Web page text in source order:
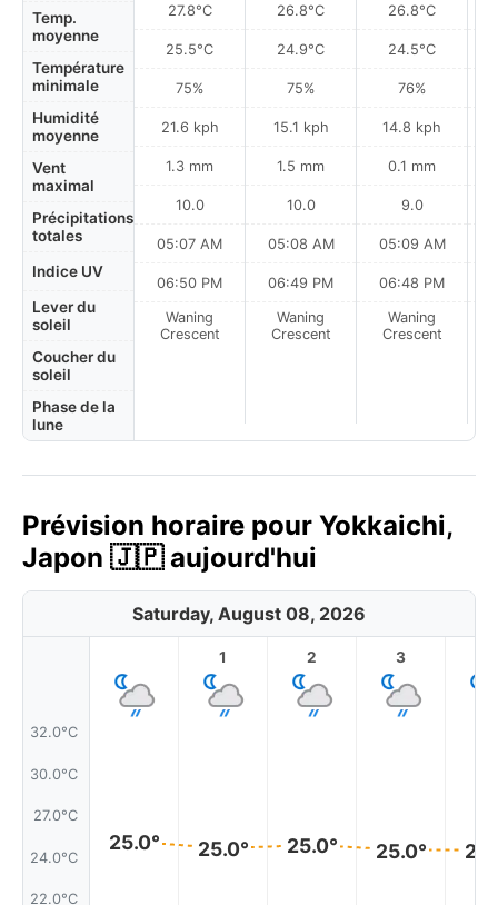
Temp.
moyenne
Température
minimale
Humidité
moyenne
Vent
maximal
Précipitations
totales
Indice UV
Lever du
soleil
Coucher du
soleil
Phase de la
lune
27.8°C
25.5°C
75%
21.6 kph
1.3 mm
10.0
05:07 AM
06:50 PM
Waning
Crescent
26.8°C
24.9°C
75%
15.1 kph
1.5 mm
10.0
05:08 AM
06:49 PM
Waning
Crescent
26.8°C
24.5°C
76%
14.8 kph
0.1 mm
9.0
05:09 AM
06:48 PM
Waning
Crescent
Prévision horaire pour Yokkaichi,
Japon 🇯🇵 aujourd'hui
Saturday, August 08, 2026
32.0°C
30.0°C
27.0°C
24.0°C
22.0°C
25.0°
1
25.0°
2
25.0°
3
25.0°